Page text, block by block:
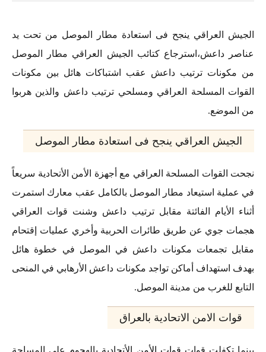
الجيش العراقي ينجح فى استعادة مطار الموصل من تحت يد
عناصر داعش،استرجاع كتائب الجيش العراقي مطار الموصل
من مكونات ترتيب داعش عقب اشتباكات هائل بين مكونات
القوات المسلحة العراقي ومسلحي ترتيب داعش والذين هربوا
من الموضع.
الجيش العراقي ينجح فى استعادة مطار الموصل
نجحت القوات المسلحة العراقي مع أجهزة الأمن الأتحادية سريعاً
في عملية استيعاد مطار الموصل بالكامل عقب معارك استمرت
أثناء الأيام الفائتة مقابل ترتيب داعش وشنت قوات العراقي
هجمات جوي عن طريق طائرات الحربية وأخري عمليات إقتحام
مقابل تجمعات مكونات داعش في الموصل في خطوة هائل
بهدف استهداف أماكن تواجد مكونات داعش الأرهابي في المنحى
التابع للغرب من مدينة الموصل.
قوات الامن الاتحادية بالعراق